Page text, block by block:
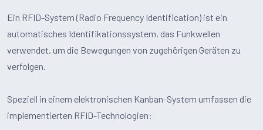
Ein RFID-System (Radio Frequency Identification) ist ein
automatisches Identifikationssystem, das Funkwellen
verwendet, um die Bewegungen von zugehörigen Geräten zu
verfolgen.
Speziell in einem elektronischen Kanban-System umfassen die
implementierten RFID-Technologien: